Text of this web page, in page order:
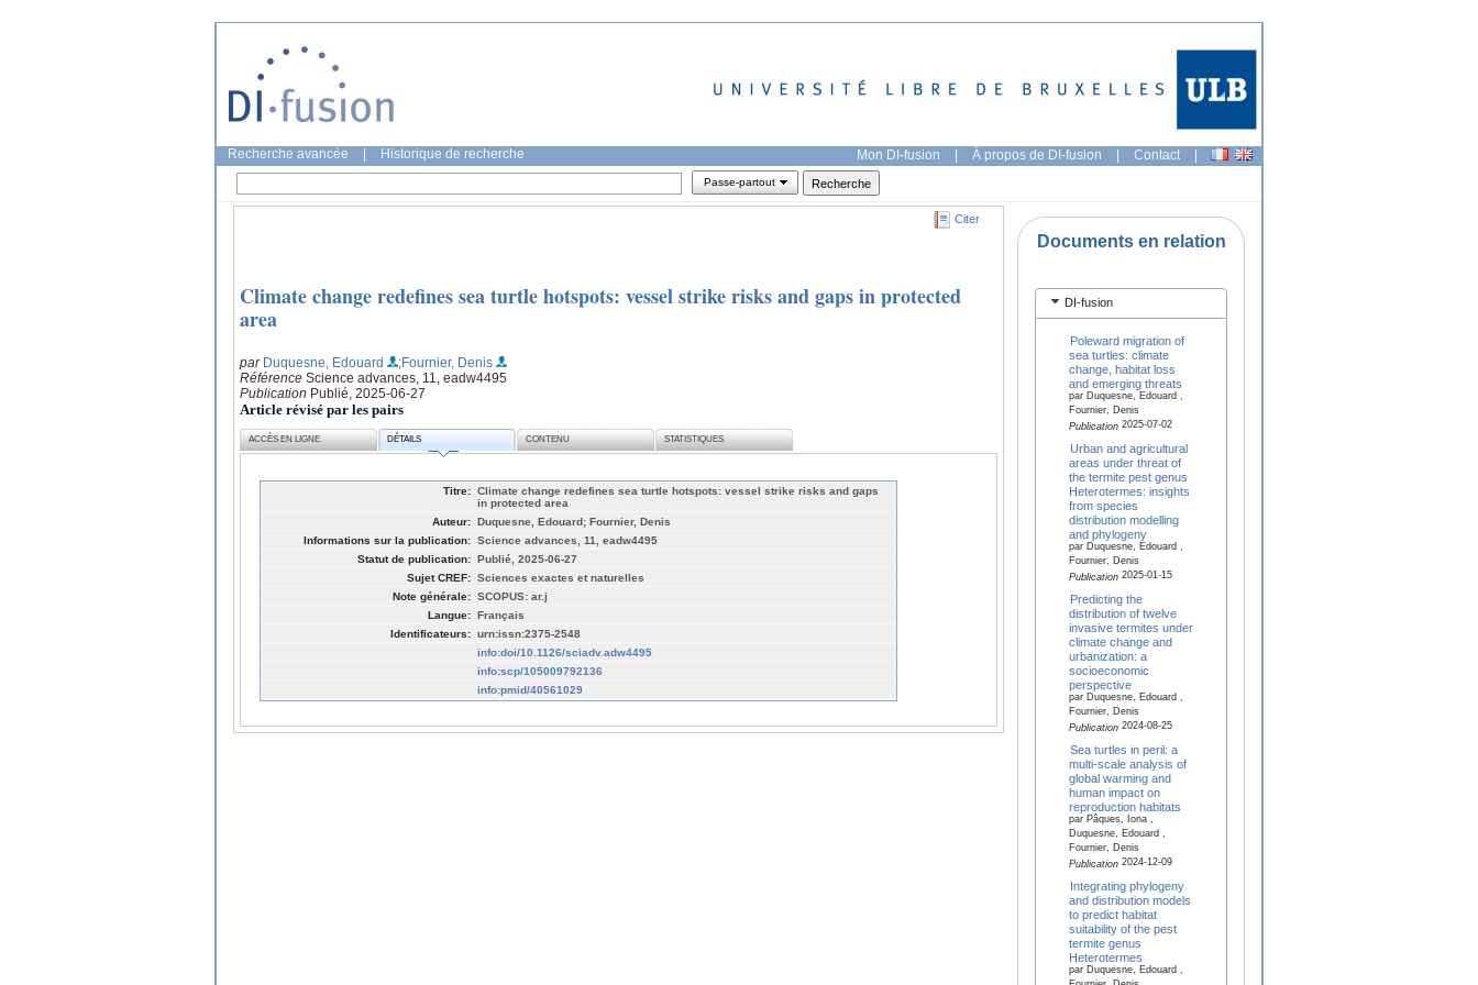
Recherche avancée Historique de recherche Mon DI-fusion | À propos de DI-fusion | Contact |
Passe-partout
Citer
Climate change redefines sea turtle hotspots: vessel strike risks and gaps in protected
area
par Duquesne, Edouard
;Fournier, Denis
Référence Science advances, 11, eadw4495
Publication Publié, 2025-06-27
Article révisé par les pairs
ACCÈS EN LIGNE DÉTAILS CONTENU STATISTIQUES
Titre: Climate change redefines sea turtle hotspots: vessel strike risks and gaps
in protected area
Auteur: Duquesne, Edouard; Fournier, Denis
Informations sur la publication: Science advances, 11, eadw4495
Statut de publication: Publié, 2025-06-27
Sujet CREF: Sciences exactes et naturelles
Note générale: SCOPUS: ar.j
Langue: Français
Identificateurs: urn:issn:2375-2548
info:doi/10.1126/sciadv.adw4495
info:scp/105009792136
info:pmid/40561029
Documents en relation
DI-fusion
Poleward migration of
sea turtles: climate
change, habitat loss
and emerging threats
par Duquesne, Edouard ,
Fournier, Denis
Publication2025-07-02
Urban and agricultural
areas under threat of
the termite pest genus
Heterotermes: insights
from species
distribution modelling
and phylogeny
par Duquesne, Edouard ,
Fournier, Denis
Publication2025-01-15
Predicting the
distribution of twelve
invasive termites under
climate change and
urbanization: a
socioeconomic
perspective
par Duquesne, Edouard ,
Fournier, Denis
Publication2024-08-25
Sea turtles in peril: a
multi-scale analysis of
global warming and
human impact on
reproduction habitats
par Pâques, Iona ,
Duquesne, Edouard ,
Fournier, Denis
Publication2024-12-09
Integrating phylogeny
and distribution models
to predict habitat
suitability of the pest
termite genus
Heterotermes
par Duquesne, Edouard ,